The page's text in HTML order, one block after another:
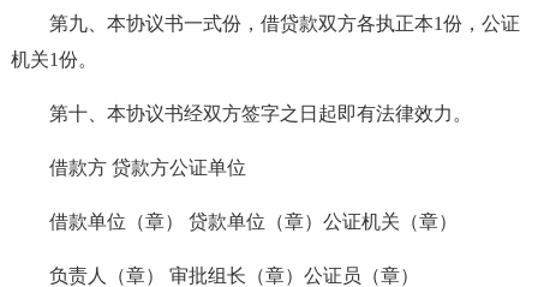
第九、本协议书一式份，借贷款双方各执正本1份，公证
机关1份。
第十、本协议书经双方签字之日起即有法律效力。
借款方 贷款方公证单位
借款单位（章） 贷款单位（章）公证机关（章）
负责人（章） 审批组长（章）公证员（章）